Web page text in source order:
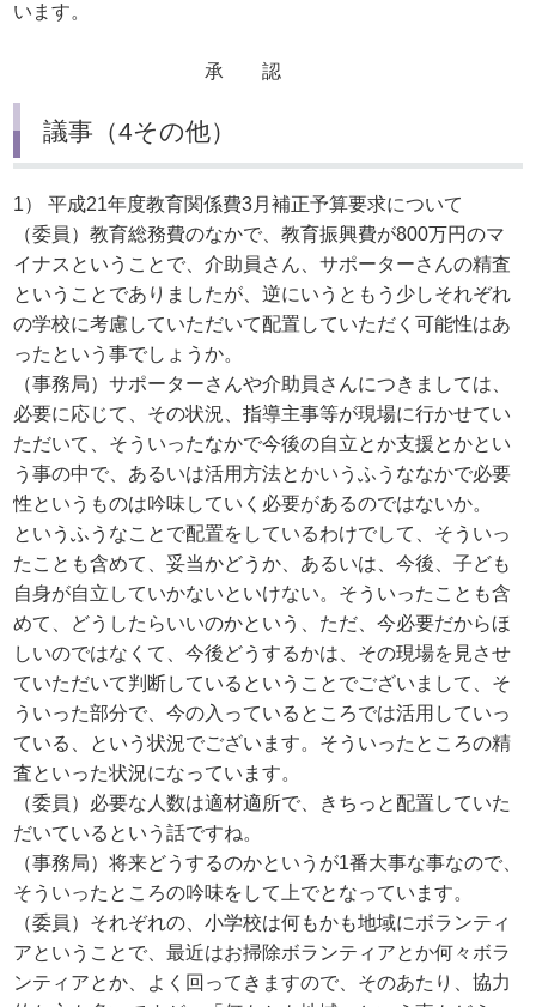
います。
承 認
議事（4その他）
1） 平成21年度教育関係費3月補正予算要求について
（委員）教育総務費のなかで、教育振興費が800万円のマ
イナスということで、介助員さん、サポーターさんの精査
ということでありましたが、逆にいうともう少しそれぞれ
の学校に考慮していただいて配置していただく可能性はあ
ったという事でしょうか。
（事務局）サポーターさんや介助員さんにつきましては、
必要に応じて、その状況、指導主事等が現場に行かせてい
ただいて、そういったなかで今後の自立とか支援とかとい
う事の中で、あるいは活用方法とかいうふうななかで必要
性というものは吟味していく必要があるのではないか。
というふうなことで配置をしているわけでして、そういっ
たことも含めて、妥当かどうか、あるいは、今後、子ども
自身が自立していかないといけない。そういったことも含
めて、どうしたらいいのかという、ただ、今必要だからほ
しいのではなくて、今後どうするかは、その現場を見させ
ていただいて判断しているということでございまして、そ
ういった部分で、今の入っているところでは活用していっ
ている、という状況でございます。そういったところの精
査といった状況になっています。
（委員）必要な人数は適材適所で、きちっと配置していた
だいているという話ですね。
（事務局）将来どうするのかというが1番大事な事なので、
そういったところの吟味をして上でとなっています。
（委員）それぞれの、小学校は何もかも地域にボランティ
アということで、最近はお掃除ボランティアとか何々ボラ
ンティアとか、よく回ってきますので、そのあたり、協力